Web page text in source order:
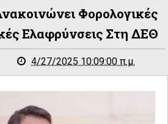
Φορολογικές
Ελαφρύνσεις Στη ΔΕΘ
4/27/2025 10:09:00 π.μ.